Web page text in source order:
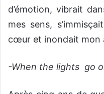
d’émotion, vibrait
mes sens,
cœur et inondait mon
-When the lights go